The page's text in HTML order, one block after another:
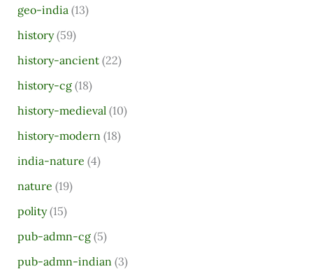
geo-india (13)
history(59)
history-ancient(22)
history-cg(18)
history-medieval (10)
history-modern (18)
india-nature (4)
nature (19)
polity(15)
pub-admn-cg(5)
pub-admn-indian (3)